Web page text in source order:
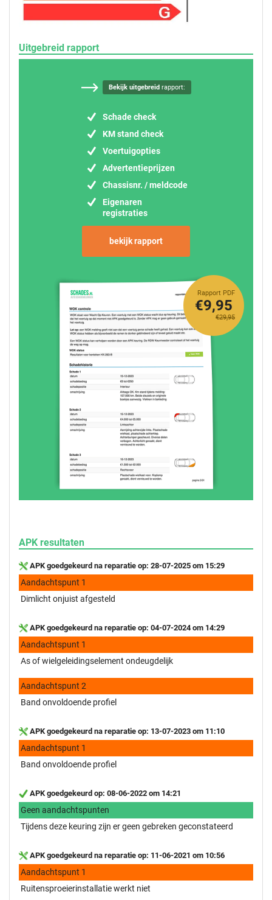
Uitgebreid rapport
Bekijk uitgebreidrapport:
Schade check
KM stand check
Voertuigopties
Advertentieprijzen
Chassisnr. / meldcode
Eigenaren
registraties
bekijk rapport
Rapport PDF
€29,95
€9,95
APK resultaten
APK goedgekeurd na reparatie op: 28-07-2025 om 15:29
Aandachtspunt 1
Dimlicht onjuist afgesteld
APK goedgekeurd na reparatie op: 04-07-2024 om 14:29
Aandachtspunt 1
As of wielgeleidingselement ondeugdelijk
Aandachtspunt 2
Band onvoldoende profiel
APK goedgekeurd na reparatie op: 13-07-2023 om 11:10
Aandachtspunt 1
Band onvoldoende profiel
APK goedgekeurd op: 08-06-2022 om 14:21
Geen aandachtspunten
Tijdens deze keuring zijn er geen gebreken geconstateerd
APK goedgekeurd na reparatie op: 11-06-2021 om 10:56
Aandachtspunt 1
Ruitensproeierinstallatie werkt niet